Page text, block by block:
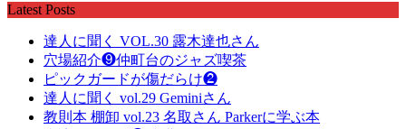
Latest Posts
達人に聞く VOL.30 露木達也さん
穴場紹介❾仲町台のジャズ喫茶
ピックガードが傷だらけ❷
達人に聞く vol.29 Geminiさん
教則本 棚卸 vol.23 名取さん Parkerに学ぶ本